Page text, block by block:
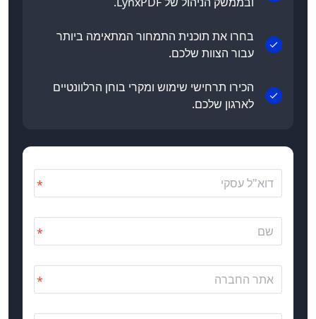
בחרו את תוכנית התמחור המתאימה ביותר
עבור הצוות שלכם.
הכירו תרחישי שימוש ומקרי בוחן הרלוונטיים
לארגון שלכם.